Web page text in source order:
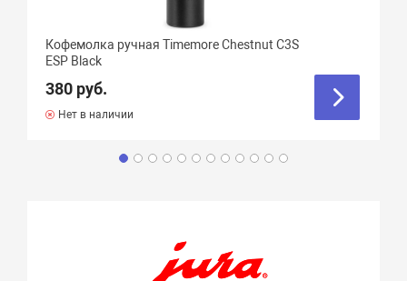
Кофемолка ручная Timemore Chestnut C3S
ESP Black
380 руб.
Нет в наличии